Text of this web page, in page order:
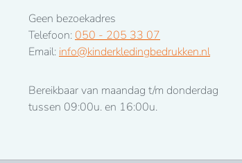
Geen bezoekadres
Telefoon: 050 - 205 33 07
Email: info@kinderkledingbedrukken.nl
Bereikbaar van maandag t/m donderdag
tussen 09:00u. en 16:00u.